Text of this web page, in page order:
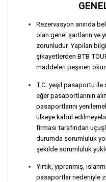
Rezervasyon anında
olan genel şartların ve
zorunludur. Yapılan
şikayetlerden BTB
maddeleri peşinen
T.C. yeşil pasaportu ile
eğer pasaportlarının
pasaportlarını
ülkeye kabul
firması tarafından
durumda sorumluluk
şekilde sorumluluk
Yırtık, yıpranmış,
pasaportlar nedeniyle